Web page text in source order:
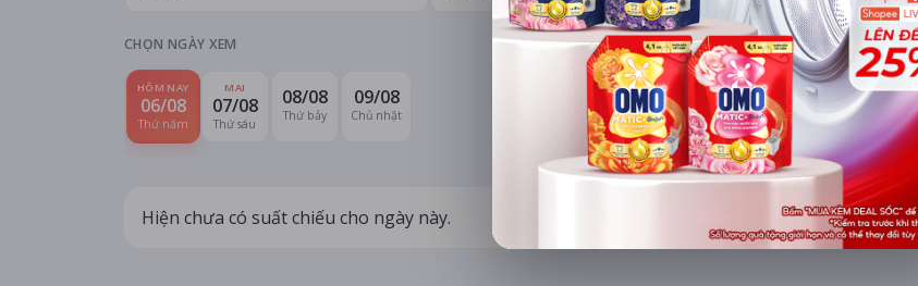
CHỌN NGÀY XEM
HÔM NAY
06/08
Thứ năm
MAI
07/08
Thứ sáu
08/08
Thứ bảy
09/08
Chủ nhật
Hiện chưa có suất chiếu cho ngày này.